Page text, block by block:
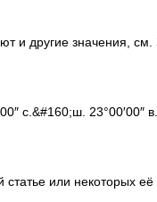
и другие значения,
с.&#160;ш. 23°00′00″
или некоторых